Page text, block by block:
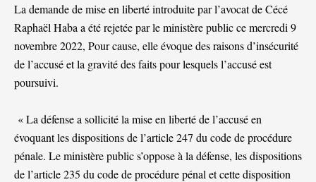
La demande de mise en liberté introduite par l’avocat de Cécé
Raphaël Haba a été rejetée par le ministère public ce mercredi 9
novembre 2022, Pour cause, elle évoque des raisons d’insécurité
de l’accusé et la gravité des faits pour lesquels l’accusé est
poursuivi.
« La défense a sollicité la mise en liberté de l’accusé en
évoquant les dispositions de l’article 247 du code de procédure
pénale. Le ministère public s’oppose à la défense, les dispositions
de l’article 235 du code de procédure pénal et cette disposition